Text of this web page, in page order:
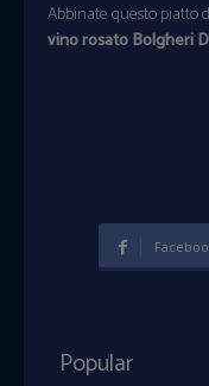
Abbinate questo piatto
vino rosato Bolgheri
Popular